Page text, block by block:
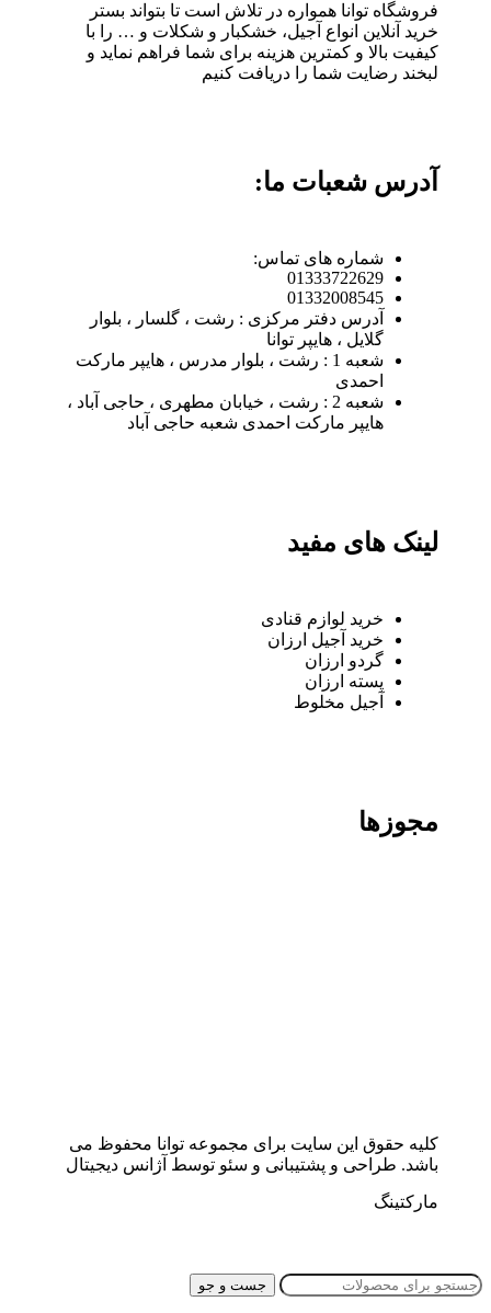
فروشگاه توانا همواره در تلاش است تا بتواند بستر
خرید آنلاین انواع آجیل، خشکبار و شکلات و … را با
کیفیت بالا و کمترین هزینه برای شما فراهم نماید و
لبخند رضایت شما را دریافت کنیم
آدرس شعبات ما:
شماره های تماس:
01333722629
01332008545
آدرس دفتر مرکزی : رشت ، گلسار ، بلوار
گلایل ، هایپر توانا
شعبه 1 : رشت ، بلوار مدرس ، هایپر مارکت
احمدی
شعبه 2 : رشت ، خیابان مطهری ، حاجی آباد ،
هایپر مارکت احمدی شعبه حاجی آباد
لینک های مفید
خرید لوازم قنادی
خرید آجیل ارزان
گردو ارزان
پسته ارزان
آجیل مخلوط
مجوزها
کلیه حقوق این سایت برای مجموعه توانا محفوظ می
باشد. طراحی و پشتیبانی و سئو توسط آژانس دیجیتال
مارکتینگ
جست و جو